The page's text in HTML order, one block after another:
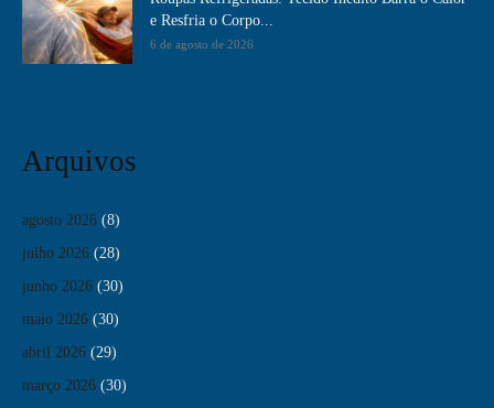
e Resfria o Corpo...
6 de agosto de 2026
Arquivos
agosto 2026 (8)
julho 2026 (28)
junho 2026 (30)
maio 2026 (30)
abril 2026 (29)
março 2026 (30)